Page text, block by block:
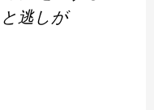
逃しが